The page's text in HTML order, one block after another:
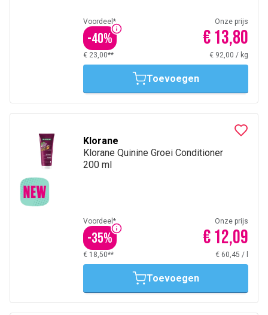
Voordeel*
-40%
Onze prijs
€ 13,80
€ 23,00** € 92,00 / kg
Toevoegen
Klorane
Klorane Quinine Groei Conditioner
200 ml
Voordeel*
-35%
Onze prijs
€ 12,09
€ 18,50** € 60,45 /
Toevoegen